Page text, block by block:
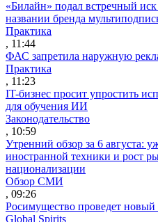
«Билайн» подал встречный
названии бренда
Практика
, 11:44
ФАС запретила наружную
Практика
, 11:23
IT-бизнес просит упростить
для обучения ИИ
Законодательство
, 10:59
Утренний обзор за 6 августа:
иностранной техники и рост
национализации
Обзор СМИ
, 09:26
Росимущество проведет
Global Spirits